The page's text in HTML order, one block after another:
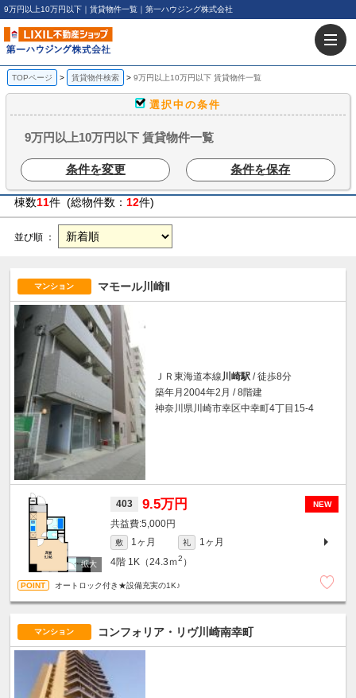
9万円以上10万円以下｜賃貸物件一覧｜第一ハウジング株式会社
TOPページ 賃貸物件検索 9万円以上10万円以下 賃貸物件一覧
選択中の条件
9万円以上10万円以下 賃貸物件一覧
条件を変更 条件を保存
棟数11件 (総物件数： 12件)
並び順 ：
マンション マモール川崎Ⅱ
ＪＲ東海道本線川崎駅 / 徒歩8分
築年月2004年2月 / 8階建
神奈川県川崎市幸区中幸町4丁目15-4
NEW
403 9.5万円
5,000円
敷 1ヶ月 礼
1ヶ月
4階 1K（24.3ｍ2 ）
オートロック付き★設備充実の1K♪
マンション コンフォリア・リヴ川崎南幸町